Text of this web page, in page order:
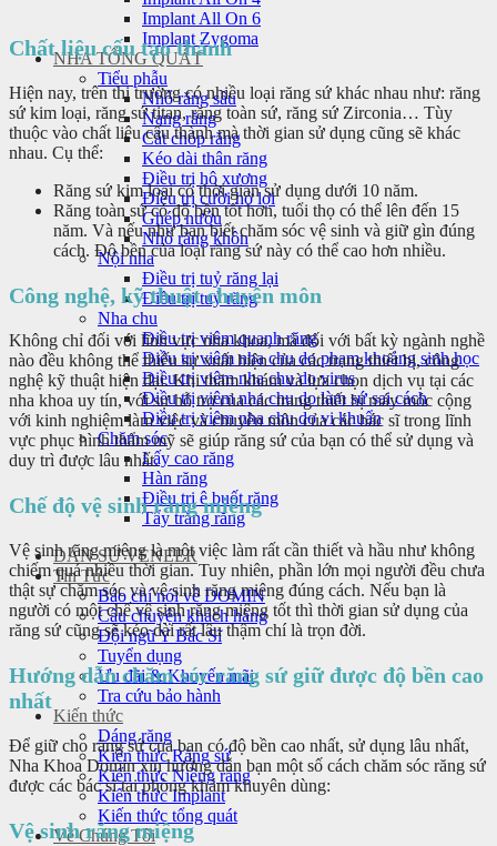
Implant All On 6
Implant Zygoma
NHA TỔNG QUÁT
Tiểu phẫu
Nhổ răng sâu
Nang răng
Cắt chóp răng
Kéo dài thân răng
Điều trị hô xương
Điều trị cười hở lợi
Ghép nướu
Nhổ răng khôn
Nội nha
Điều trị tuỷ răng lại
Điều trị tuỷ răng
Nha chu
Điều trị viêm quanh răng
Điều trị viêm nha chu do phạm khoảng sinh học
Điều trị viêm nha chu do virus
Điều trị viêm nha chu do làm sứ sai cách
Điều trị viêm nha chu do vi khuẩn
Chăm sóc
Lấy cao răng
Hàn răng
Điều trị ê buốt răng
Tẩy trắng răng
DÁN SỨ VENEER
Tin Tức
Báo chí nói về DOMIN
Câu chuyện khách hàng
Đội ngũ Y Bác Sĩ
Tuyển dụng
Ưu đãi & Khuyến mãi
Tra cứu bảo hành
Kiến thức
Dáng răng
Kiến thức Răng sứ
Kiến thức Niềng răng
Kiến thức Implant
Kiến thức tổng quát
Về Chúng Tôi
Chất liệu cấu tạo thành
Hiện nay, trên thị trường có nhiều loại răng sứ khác nhau như: răng
sứ kim loại, răng sứ titan, răng toàn sứ, răng sứ Zirconia… Tùy
thuộc vào chất liệu cấu thành mà thời gian sử dụng cũng sẽ khác
nhau. Cụ thể:
Răng sứ kim loại có thời gian sử dụng dưới 10 năm.
Răng toàn sứ có độ bền tốt hơn, tuổi thọ có thể lên đến 15
năm. Và nếu như bạn biết chăm sóc vệ sinh và giữ gìn đúng
cách. Độ bền của loại răng sứ này có thể cao hơn nhiều.
Công nghệ, kỹ thuật chuyên môn
Không chỉ đối với lĩnh vực nha khoa, mà đối với bất kỳ ngành nghề
nào đều không thể thiếu sự xuất hiện của các trang thiết bị, công
nghệ kỹ thuật hiện đại. Khi thăm khám và lựa chọn dịch vụ tại các
nha khoa uy tín, với sự hỗ trợ của các trang thiết bị máy móc cộng
với kinh nghiệm làm việc và chuyên môn của các bác sĩ trong lĩnh
vực phục hình thẩm mỹ sẽ giúp răng sứ của bạn có thể sử dụng và
duy trì được lâu nhất.
Chế độ vệ sinh răng miệng
Vệ sinh răng miệng là một việc làm rất cần thiết và hầu như không
chiếm quá nhiều thời gian. Tuy nhiên, phần lớn mọi người đều chưa
thật sự chăm sóc và vệ sinh răng miệng đúng cách. Nếu bạn là
người có một chế vệ sinh răng miệng tốt thì thời gian sử dụng của
răng sứ cũng sẽ kéo dài rất lâu thậm chí là trọn đời.
Hướng dẫn chăm sóc răng sứ giữ được độ bền cao
nhất
Để giữ cho răng sứ của bạn có độ bền cao nhất, sử dụng lâu nhất,
Nha Khoa Domin xin hướng dẫn bạn một số cách chăm sóc răng sứ
được các bác sĩ tại phòng khám khuyên dùng:
Vệ sinh răng miệng